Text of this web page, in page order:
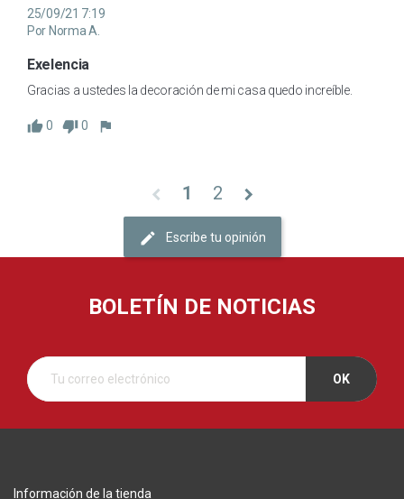
25/09/21 7:19
Por Norma A.
Exelencia
Gracias a ustedes la decoración de mi casa quedo increíble.
0 0
chevron_left 1 2 chevron_right
Escribe tu opinión
BOLETÍN DE NOTICIAS
Información de la tienda